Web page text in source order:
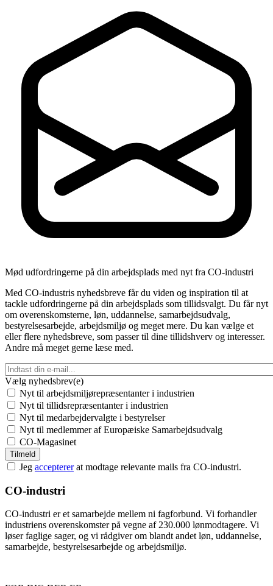
Mød udfordringerne på din arbejdsplads med nyt fra CO-industri
Med CO-industris nyhedsbreve får du viden og inspiration til at
tackle udfordringerne på din arbejdsplads som tillidsvalgt. Du får nyt
om overenskomsterne, løn, uddannelse, samarbejdsudvalg,
bestyrelsesarbejde, arbejdsmiljø og meget mere. Du kan vælge et
eller flere nyhedsbreve, som passer til dine tillidshverv og interesser.
Andre må meget gerne læse med.
Vælg nyhedsbrev(e)
Nyt til arbejdsmiljørepræsentanter i industrien
Nyt til tillidsrepræsentanter i industrien
Nyt til medarbejdervalgte i bestyrelser
Nyt til medlemmer af Europæiske Samarbejdsudvalg
CO-Magasinet
Jeg acceptererat modtage relevante mails fra CO-industri.
CO-industri
CO-industri er et samarbejde mellem ni fagforbund. Vi forhandler
industriens overenskomster på vegne af 230.000 lønmodtagere. Vi
løser faglige sager, og vi rådgiver om blandt andet løn, uddannelse,
samarbejde, bestyrelsesarbejde og arbejdsmiljø.